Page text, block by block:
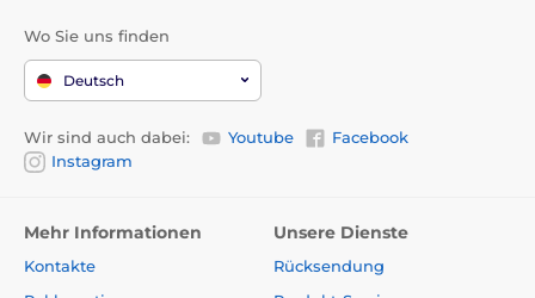
Wo Sie uns finden
Deutsch
Wir sind auch dabei: Youtube
Facebook
Instagram
Mehr Informationen
Kontakte
Unsere Dienste
Rücksendung